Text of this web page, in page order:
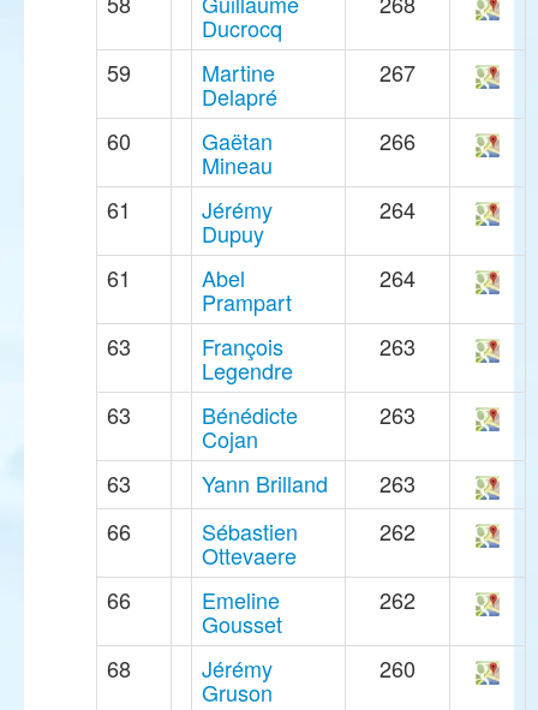
Ducrocq
59 Martine
Delapré
267
60 Gaëtan
Mineau
266
61 Jérémy
Dupuy
264
61 Abel
Prampart
264
63 François
Legendre
263
63 Bénédicte
Cojan
263
63 Yann Brilland
263
66
Sébastien
Ottevaere
262
66 Emeline
Gousset
262
68 Jérémy
Gruson
260